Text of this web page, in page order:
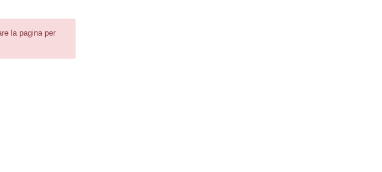
la pagina per